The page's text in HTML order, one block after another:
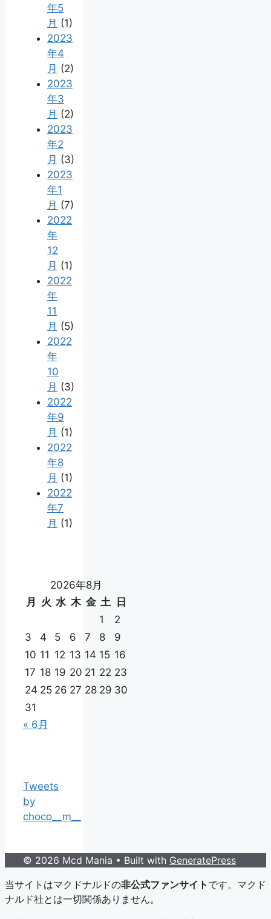
年5
月 (1)
2023
年4
月 (2)
2023
年3
月 (2)
2023
年2
月 (3)
2023
年1
月 (7)
2022
年
12
月 (1)
2022
年
11
月 (5)
2022
年
10
月 (3)
2022
年9
月 (1)
2022
年8
月 (1)
2022
年7
月 (1)
2026年8月
月
火 水 木 金 土
日
1
2
3
4 5 6 7 8
9
10 11 12 13 14 15 16
17 18 19 20 21 22 23
24 25 26 27 28 29 30
31
« 6月
Tweets
by
choco__m__
© 2026 Mcd Mania • Built with GeneratePress
当サイトはマクドナルドの非公式ファンサイト です。マクド
ナルド社とは一切関係ありません。